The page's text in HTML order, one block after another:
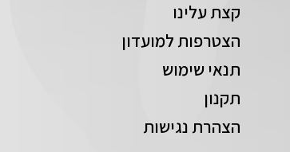
קצת עלינו
הצטרפות למועדון
תנאי שימוש
תקנון
הצהרת נגישות